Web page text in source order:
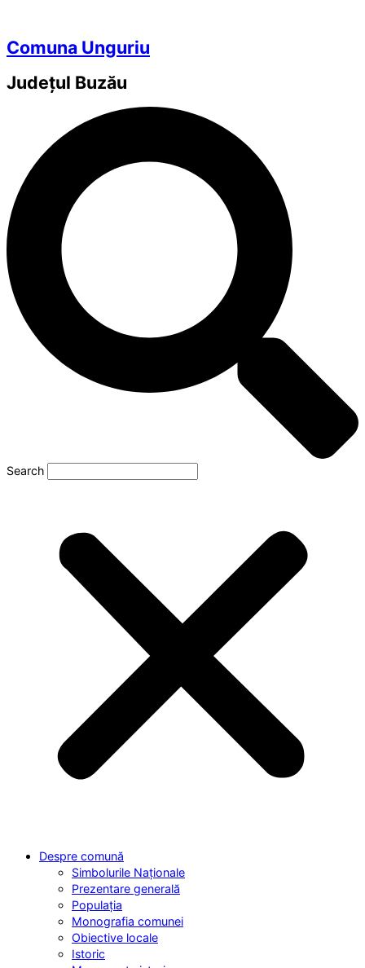
Comuna Unguriu
Județul Buzău
Search
Despre comună
Simbolurile Naționale
Prezentare generală
Populația
Monografia comunei
Obiective locale
Istoric